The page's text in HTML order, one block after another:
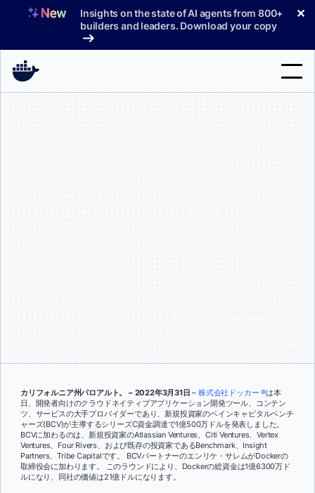
へ
Insights on the state of AI agents from 800+
builders and leaders. Download your copy
✕
カリフォルニア州パロアルト。 – 2022年3月31日 – 株式会社ドッカー ®は本
日、開発者向けのクラウドネイティブアプリケーション開発ツール、コンテン
ツ、サービスの大手プロバイダーであり、新規投資家のベインキャピタルベンチ
ャーズ(BCV)が主導するシリーズC資金調達で1億500万ドルを発表しました。
BCVに加わるのは、新規投資家のAtlassian Ventures、Citi Ventures、Vertex
Ventures、Four Rivers、および既存の投資家であるBenchmark、Insight
Partners、Tribe Capitalです。 BCVパートナーのエンリケ・サレムがDockerの
取締役会に加わります。 このラウンドにより、Dockerの総資金は1億6300万ド
ルになり、同社の価値は21億ドルになります。